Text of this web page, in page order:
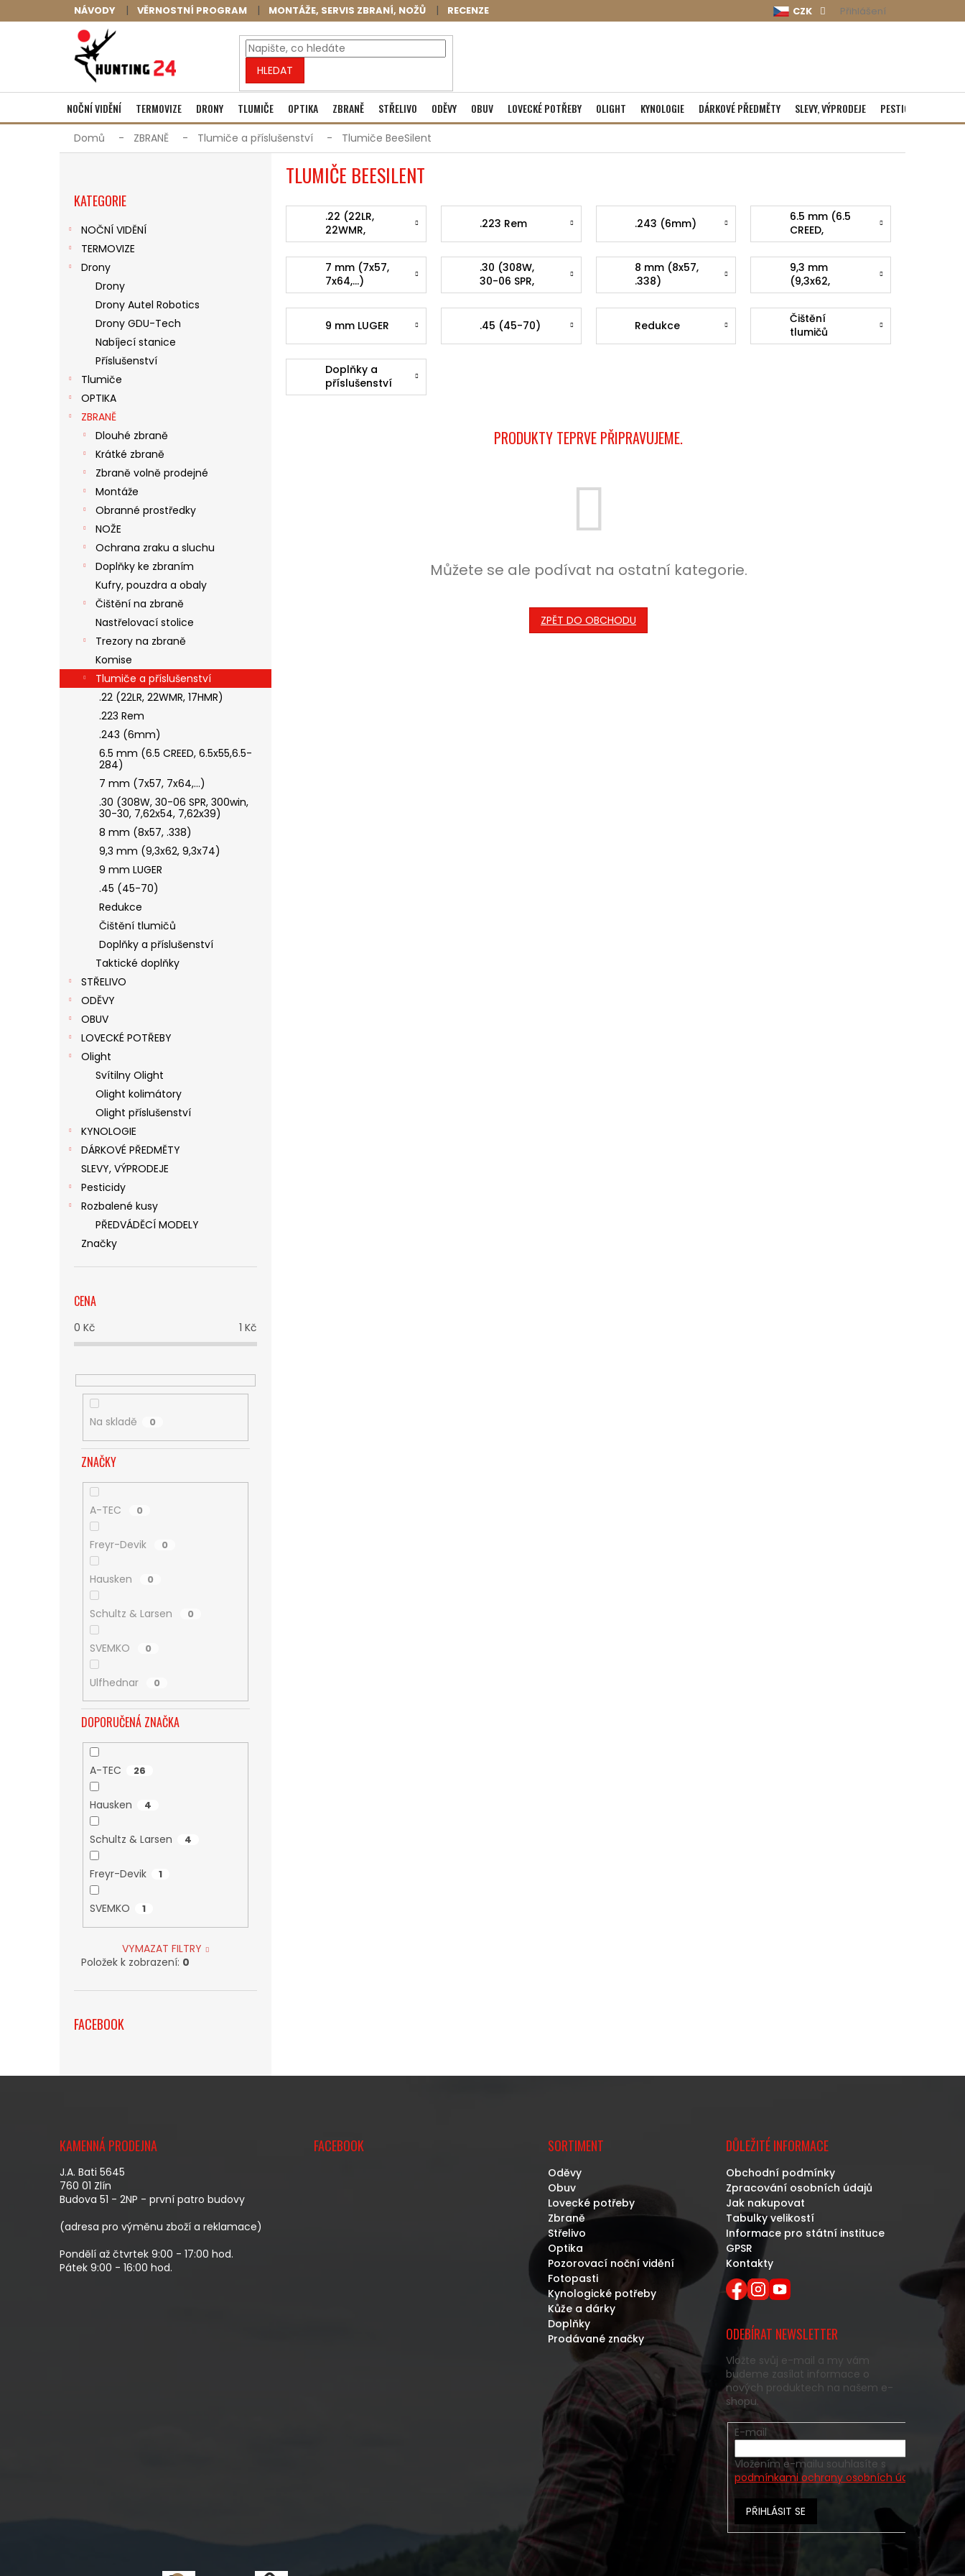
na
NÁVODY VĚRNOSTNÍ PROGRAM MONTÁŽE, SERVIS ZBRANÍ, NOŽŮ RECENZE CZK Přihlášení
HLEDAT
NÁKUPNÍ
KOŠÍK
Prázdný košík
NOČNÍ VIDĚNÍ TERMOVIZE DRONY TLUMIČE OPTIKA ZBRANĚ STŘELIVO ODĚVY OBUV LOVECKÉ POTŘEBY OLIGHT KYNOLOGIE DÁRKOVÉ PŘEDMĚTY SLEVY, VÝPRODEJE PESTICIDY
Domů ZBRANĚ Tlumiče a příslušenství Tlumiče BeeSilent
P
kategorie
KATEGORIE
NOČNÍ VIDĚNÍ
TERMOVIZE
Drony
Drony
Drony Autel Robotics
Drony GDU-Tech
Nabíjecí stanice
Příslušenství
Tlumiče
OPTIKA
ZBRANĚ
Dlouhé zbraně
Krátké zbraně
Zbraně volně prodejné
Montáže
Obranné prostředky
NOŽE
Ochrana zraku a sluchu
Doplňky ke zbraním
Kufry, pouzdra a obaly
Čištění na zbraně
Nastřelovací stolice
Trezory na zbraně
Komise
Tlumiče a příslušenství
.22 (22LR, 22WMR, 17HMR)
.223 Rem
.243 (6mm)
6.5 mm (6.5 CREED, 6.5x55,6.5-
284)
7 mm (7x57, 7x64,...)
.30 (308W, 30-06 SPR, 300win,
30-30, 7,62x54, 7,62x39)
8 mm (8x57, .338)
9,3 mm (9,3x62, 9,3x74)
9 mm LUGER
.45 (45-70)
Redukce
Čištění tlumičů
Doplňky a příslušenství
Taktické doplňky
STŘELIVO
ODĚVY
OBUV
LOVECKÉ POTŘEBY
Olight
Svítilny Olight
Olight kolimátory
Olight příslušenství
KYNOLOGIE
DÁRKOVÉ PŘEDMĚTY
SLEVY, VÝPRODEJE
Pesticidy
Rozbalené kusy
PŘEDVÁDĚCÍ MODELY
Značky
CENA
0 Kč 1 Kč
Na skladě 0
ZNAČKY
A-TEC 0
Freyr-Devik 0
Hausken 0
Schultz & Larsen 0
SVEMKO 0
Ulfhednar 0
DOPORUČENÁ ZNAČKA
A-TEC 26
Hausken 4
Schultz & Larsen 4
Freyr-Devik 1
SVEMKO 1
VYMAZAT FILTRY
Položek k zobrazení: 0
FACEBOOK
TLUMIČE BEESILENT
.22 (22LR,
22WMR,
17HMR)
.223 Rem .243 (6mm)
6.5 mm (6.5
CREED,
6.5x55,6.5-
284)
7 mm (7x57,
7x64,...)
.30 (308W,
30-06 SPR,
300win, 30-
30, 7,62x54,
7,62x39)
8 mm (8x57,
.338)
9,3 mm
(9,3x62,
9,3x74)
9 mm LUGER .45 (45-70) Redukce
Čištění
tlumičů
Doplňky a
příslušenství
PRODUKTY TEPRVE PŘIPRAVUJEME.
Můžete se ale podívat na ostatní kategorie.
ZPĚT DO OBCHODU
KAMENNÁ PRODEJNA
J.A. Bati 5645
760 01 Zlín
Budova 51 - 2NP - první patro budovy
(adresa pro výměnu zboží a reklamace)
Pondělí až čtvrtek 9:00 - 17:00 hod.
Pátek 9:00 - 16:00 hod.
FACEBOOK SORTIMENT
Oděvy
Obuv
Lovecké potřeby
Zbraně
Střelivo
Optika
Pozorovací noční vidění
Fotopasti
Kynologické potřeby
Kůže a dárky
Doplňky
Prodávané značky
DŮLEŽITÉ INFORMACE
Obchodní podmínky
Zpracování osobních údajů
Jak nakupovat
Tabulky velikostí
Informace pro státní instituce
GPSR
Kontakty
ODEBÍRAT NEWSLETTER
Vložte svůj e-mail a my vám
budeme zasílat informace o
nových produktech na našem e-
shopu.
E-mail
Vložením e-mailu souhlasíte s
podmínkami ochrany osobních údajů
PŘIHLÁSIT SE